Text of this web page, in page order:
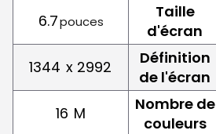
6.7pouces
Taille
d'écran
1344 x 2992
Définition
de l'écran
16 M
Nombre de
couleurs